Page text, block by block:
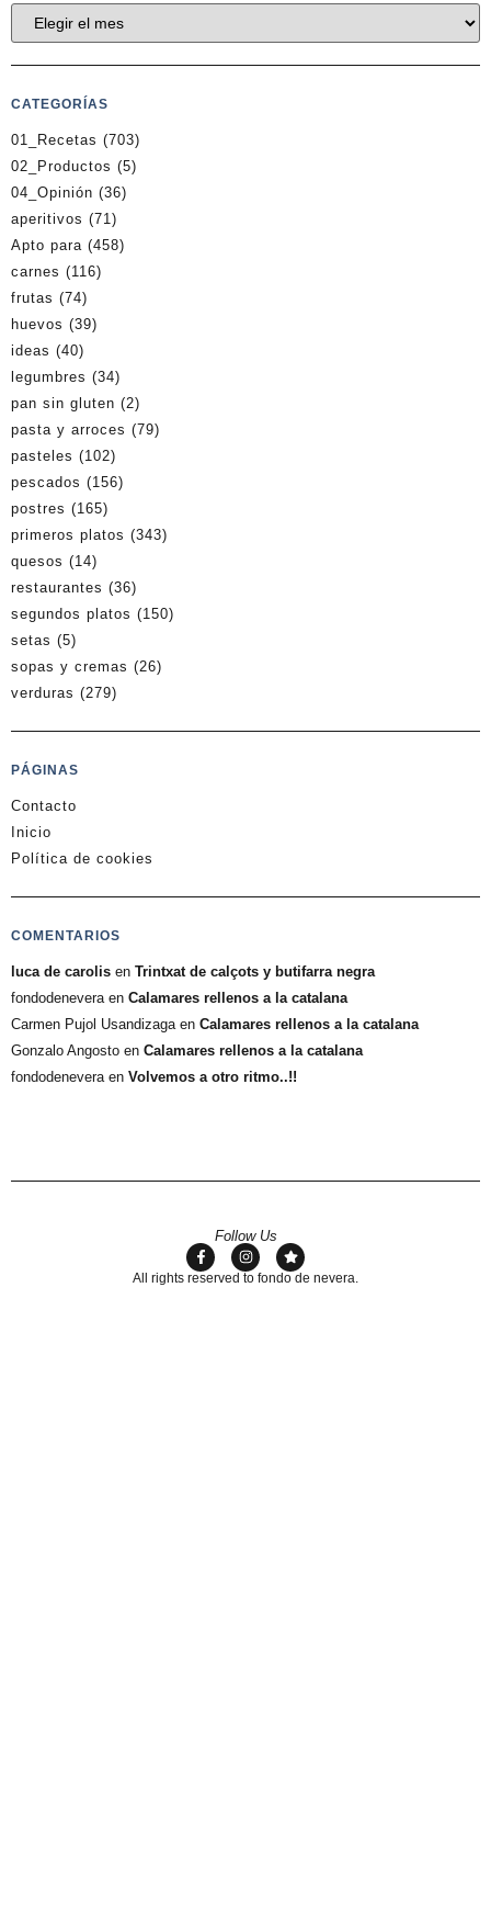
CATEGORÍAS
01_Recetas (703)
02_Productos (5)
04_Opinión (36)
aperitivos (71)
Apto para (458)
carnes (116)
frutas (74)
huevos (39)
ideas (40)
legumbres (34)
pan sin gluten (2)
pasta y arroces (79)
pasteles (102)
pescados (156)
postres (165)
primeros platos (343)
quesos (14)
restaurantes (36)
segundos platos (150)
setas (5)
sopas y cremas (26)
verduras (279)
PÁGINAS
Contacto
Inicio
Política de cookies
COMENTARIOS
luca de carolis en Trintxat de calçots y butifarra negra
fondodenevera en Calamares rellenos a la catalana
Carmen Pujol Usandizaga en Calamares rellenos a la catalana
Gonzalo Angosto en Calamares rellenos a la catalana
fondodenevera en Volvemos a otro ritmo..!!
Follow Us
All rights reserved to fondo de nevera.